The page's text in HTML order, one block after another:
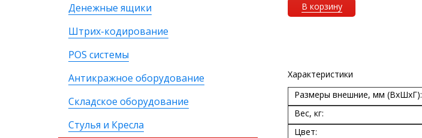
Денежные ящики
Штрих-кодирование
POS системы
Антикражное оборудование
Складское оборудование
Стулья и Кресла
В корзину
Характеристики
Размеры внешние, мм (ВхШхГ):
Вес, кг:
Цвет: